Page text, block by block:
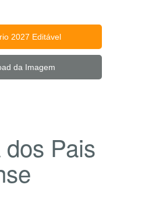
2027 Editável
da Imagem
Pais